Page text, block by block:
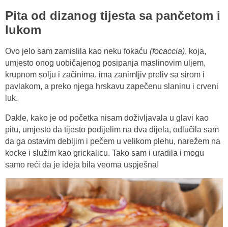
Pita od dizanog tijesta sa pančetom i
lukom
Ovo jelo sam zamislila kao neku fokaću (focaccia), koja,
umjesto onog uobičajenog posipanja maslinovim uljem,
krupnom solju i začinima, ima zanimljiv preliv sa sirom i
pavlakom, a preko njega hrskavu zapečenu slaninu i crveni
luk.
Dakle, kako je od početka nisam doživljavala u glavi kao
pitu, umjesto da tijesto podijelim na dva dijela, odlučila sam
da ga ostavim debljim i pečem u velikom plehu, narežem na
kocke i služim kao grickalicu. Tako sam i uradila i mogu
samo reći da je ideja bila veoma uspješna!